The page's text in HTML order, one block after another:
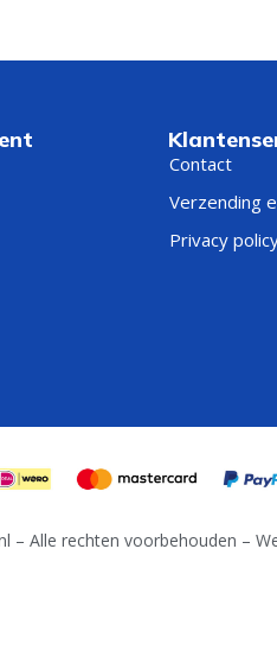
Contact
Verzending
Privacy
– Alle rechten voorbehouden –